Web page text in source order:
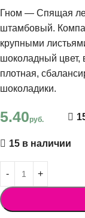
Гном — Спящая
штамбовый.
крупными
шоколадный цвет,
плотная,
шоколадики.
5.40руб.
15 в наличии